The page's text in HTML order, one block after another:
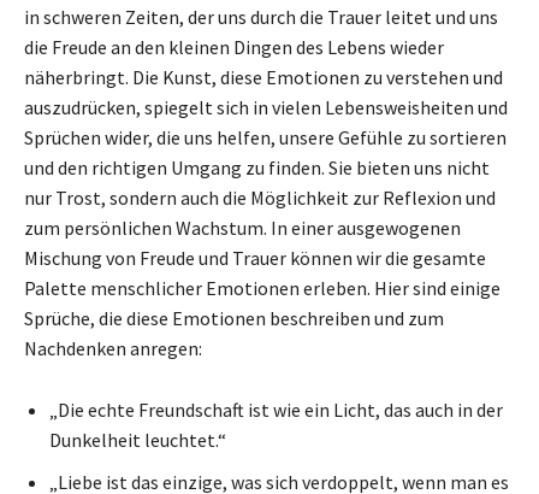
in schweren Zeiten, der uns durch die Trauer leitet und uns
die Freude an den kleinen Dingen des Lebens wieder
näherbringt. Die Kunst, diese Emotionen zu verstehen und
auszudrücken, spiegelt sich in vielen Lebensweisheiten und
Sprüchen wider, die uns helfen, unsere Gefühle zu sortieren
und den richtigen Umgang zu finden. Sie bieten uns nicht
nur Trost, sondern auch die Möglichkeit zur Reflexion und
zum persönlichen Wachstum. In einer ausgewogenen
Mischung von Freude und Trauer können wir die gesamte
Palette menschlicher Emotionen erleben. Hier sind einige
Sprüche, die diese Emotionen beschreiben und zum
Nachdenken anregen:
„Die echte Freundschaft ist wie ein Licht, das auch in der
Dunkelheit leuchtet.“
„Liebe ist das einzige, was sich verdoppelt, wenn man es